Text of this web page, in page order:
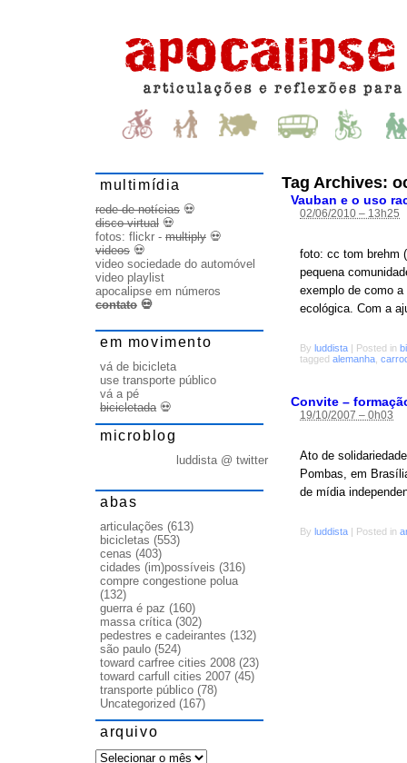
Tag Archives:
Vauban e o uso
02/06/2010 – 13h25
foto: cc tom brehm
pequena
exemplo de como
ecológica. Com a
By luddista | Posted in
tagged alemanha
Convite –
19/10/2007 – 0h03
Ato de
Pombas, em
de mídia
By luddista | Posted in
multimídia
rede de notícias 💀
disco virtual 💀
fotos: flickr - multiply 💀
videos 💀
video sociedade do automóvel
video playlist
apocalipse em números
contato 💀
em movimento
vá de bicicleta
use transporte público
vá a pé
bicicletada💀
microblog
luddista @ twitter
abas
articulações (613)
bicicletas (553)
cenas (403)
cidades (im)possíveis (316)
compre congestione polua
(132)
guerra é paz (160)
massa crítica(302)
pedestres e cadeirantes (132)
são paulo (524)
toward carfree cities 2008 (23)
toward carfull cities 2007 (45)
transporte público (78)
Uncategorized (167)
arquivo
arquivo